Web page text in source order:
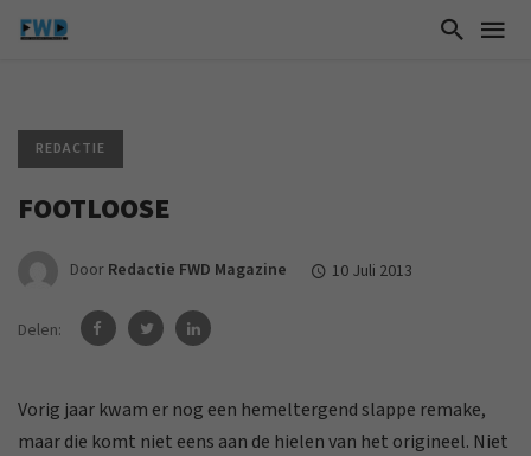
REDACTIE
FOOTLOOSE
Door Redactie FWD Magazine 10 Juli 2013
Delen:
Vorig jaar kwam er nog een hemeltergend slappe remake,
maar die komt niet eens aan de hielen van het origineel. Niet